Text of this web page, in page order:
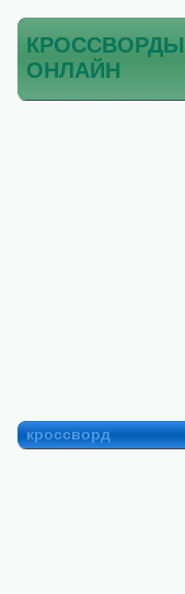
КРОССВОРДЫ
ОНЛАЙН
кроссворд